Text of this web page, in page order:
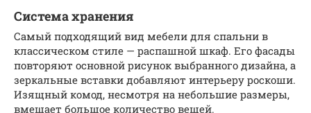
Система хранения
Самый подходящий вид мебели для спальни в
классическом стиле — распашной шкаф. Его фасады
повторяют основной рисунок выбранного дизайна, а
зеркальные вставки добавляют интерьеру роскоши.
Изящный комод, несмотря на небольшие размеры,
вмещает большое количество вещей.